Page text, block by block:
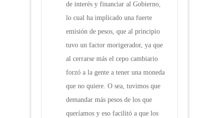
de interés y financiar al Gobierno,
lo cual ha implicado una fuerte
emisión de pesos, que al principio
tuvo un factor morigerador, ya que
al cerrarse más el cepo cambiario
forzó a la gente a tener una moneda
que no quiere. O sea, tuvimos que
demandar más pesos de los que
queríamos y eso facilitó a que los